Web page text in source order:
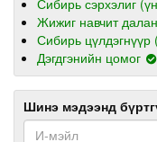
Сибирь сэрхэлиг
Жижиг навчит
Сибирь цүлдэгнүүр
Дэгдгэнийн цомог
Шинэ мэдээнд